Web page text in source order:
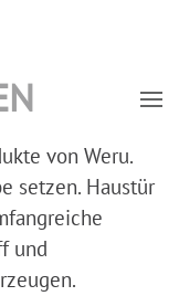
von Weru.
setzen. Haustür
und